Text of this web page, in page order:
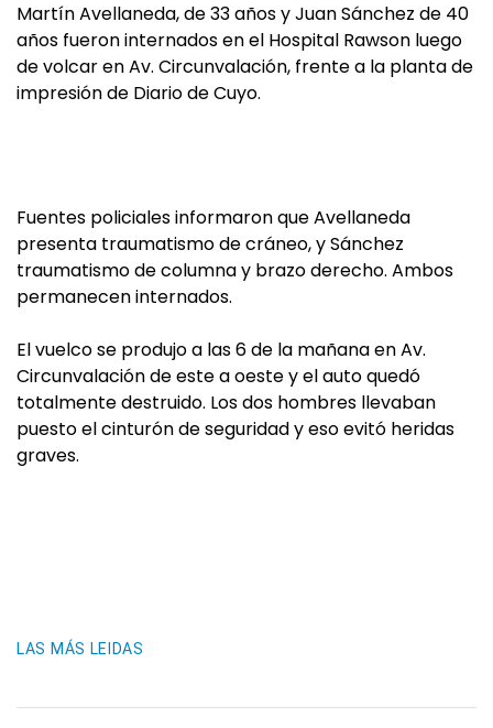
Martín Avellaneda, de 33 años y Juan Sánchez de 40
años fueron internados en el Hospital Rawson luego
de volcar en Av. Circunvalación, frente a la planta de
impresión de Diario de Cuyo.
Fuentes policiales informaron que Avellaneda
presenta traumatismo de cráneo, y Sánchez
traumatismo de columna y brazo derecho. Ambos
permanecen internados.
El vuelco se produjo a las 6 de la mañana en Av.
Circunvalación de este a oeste y el auto quedó
totalmente destruido. Los dos hombres llevaban
puesto el cinturón de seguridad y eso evitó heridas
graves.
LAS MÁS LEIDAS